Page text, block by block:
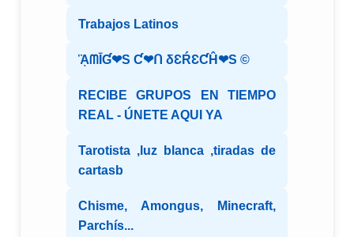
Trabajos Latinos
ᾋᗰĪƓ❤S Ƈ❤ᑎ δƐŔƐƇĤ❤S ©️
RECIBE GRUPOS EN TIEMPO
REAL - ÚNETE AQUI YA
Tarotista ,luz blanca ,tiradas de
cartasb
Chisme, Amongus, Minecraft,
Parchís...